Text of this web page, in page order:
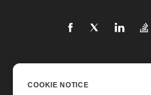
COOKIE NOTICE